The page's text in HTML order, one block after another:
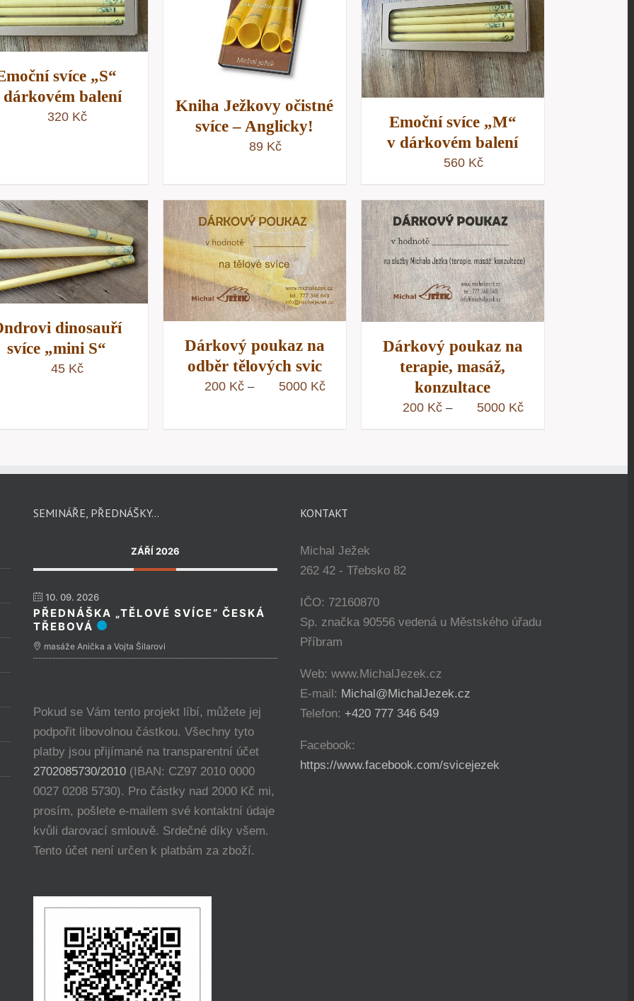
svíce „S“
dárkovém balení
320 Kč
PŘIDAT DO KOŠÍKU /
RYCHLÝ NÁHLED
Kniha Ježkovy očistné
svíce – Anglicky!
89 Kč
PŘIDAT DO KOŠÍKU
RYCHLÝ NÁHLED
Emoční svíce „M“
v dárkovém balení
560 Kč
dinosauří
svíce „mini S“
45 Kč
VÝBĚR MOŽNOSTÍ /
RYCHLÝ NÁHLED
Dárkový poukaz na
odběr tělových svic
200 Kč – 5000 KčRozpětí
VÝBĚR MOŽNOSTÍ
RYCHLÝ NÁHLED
Dárkový poukaz na
terapie, masáž,
konzultace
200 Kč – 5000 KčRozpětí
SEMINÁŘE, PŘEDNÁŠKY…
ZÁŘÍ 2026
10. 09. 2026
PŘEDNÁŠKA „TĚLOVÉ SVÍCE“ ČESKÁ
TŘEBOVÁ
masáže Anička a Vojta Šilarovi
Pokud se Vám tento projekt líbí, můžete jej
podpořit libovolnou částkou. Všechny tyto
platby jsou přijímané na transparentní účet
2702085730/2010(IBAN: CZ97 2010 0000
0027 0208 5730). Pro částky nad 2000 Kč mi,
prosím, pošlete e-mailem své kontaktní údaje
kvůli darovací smlouvě. Srdečné díky všem.
Tento účet není určen k platbám za zboží.
KONTAKT
Michal Ježek
262 42 - Třebsko 82
IČO: 72160870
Sp. značka 90556 vedená u Městského úřadu
Příbram
Web: www.MichalJezek.cz
E-mail: Michal@MichalJezek.cz
Telefon: +420 777 346 649
Facebook:
https://www.facebook.com/svicejezek